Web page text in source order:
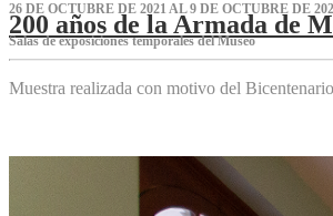
26 DE OCTUBRE DE 2021 AL 9 DE OCTUBRE DE
200 años de la Armada de
Salas de exposiciones temporales del Museo‌
Muestra realizada con motivo del